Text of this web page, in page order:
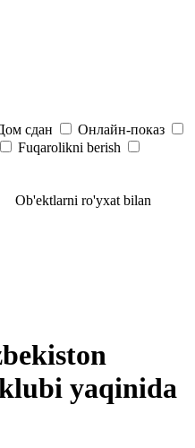
сдан
Онлайн-показ
Fuqarolikni berish
Ob'ektlarni ro'yxat bilan
yaqinida